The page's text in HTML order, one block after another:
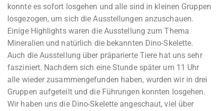
konnte es sofort losgehen und alle sind in kleinen Gruppen
losgezogen, um sich die Ausstellungen anzuschauen.
Einige Highlights waren die Ausstellung zum Thema
Mineralien und natürlich die bekannten Dino-Skelette.
Auch die Ausstellung über präparierte Tiere hat uns sehr
fasziniert. Nachdem sich eine Stunde später um 11 Uhr
alle wieder zusammengefunden haben, wurden wir in drei
Gruppen aufgeteilt und die Führungen konnten losgehen.
Wir haben uns die Dino-Skelette angeschaut, viel über